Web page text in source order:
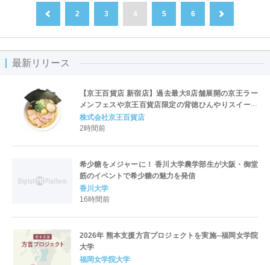
2 3 4 5 6
最新リリース
【京王百貨店 新宿店】過去最大8店舗展開の京王ラー
メンフェスや京王百貨店限定の背徳ひんやりスイーツ
など、実演グルメが充実 過去最長21日間、計90店舗
出店の 「大北海道展」
株式会社京王百貨店
2時間前
希少糖をメジャーに！ 香川大学農学部生が大阪・御堂
筋のイベントで希少糖の魅力を発信
香川大学
16時間前
2026年 熊本支援方言プロジェクトを実施--福岡女学院
大学
福岡女学院大学